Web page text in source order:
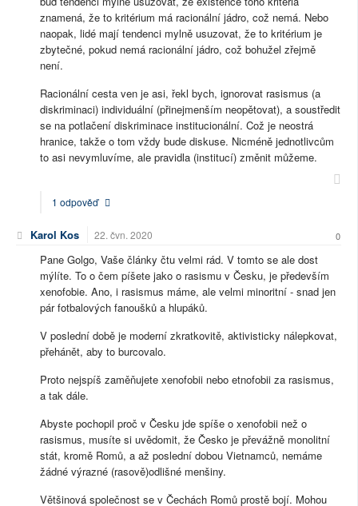
znamená, že to kritérium má racionální jádro, což nemá. Nebo
naopak, lidé mají tendenci mylně usuzovat, že to kritérium je
zbytečné, pokud nemá racionální jádro, což bohužel zřejmě
není.
Racionální cesta ven je asi, řekl bych, ignorovat rasismus (a
diskriminaci) individuální (přinejmenším neopětovat), a soustředit
se na potlačení diskriminace institucionální. Což je neostrá
hranice, takže o tom vždy bude diskuse. Nicméně jednotlivcům
to asi nevymluvíme, ale pravidla (institucí) změnit můžeme.
1 odpověď
Karol Kos 22. čvn. 2020 0
Pane Golgo, Vaše články čtu velmi rád. V tomto se ale dost
mýlíte. To o čem píšete jako o rasismu v Česku, je především
xenofobie. Ano, i rasismus máme, ale velmi minoritní - snad jen
pár fotbalových fanoušků a hlupáků.
V poslední době je moderní zkratkovitě, aktivisticky nálepkovat,
přehánět, aby to burcovalo.
Proto nejspíš zaměňujete xenofobii nebo etnofobii za rasismus,
a tak dále.
Abyste pochopil proč v Česku jde spíše o xenofobii než o
rasismus, musíte si uvědomit, že Česko je převážně monolitní
stát, kromě Romů, a až poslední dobou Vietnamců, nemáme
žádné výrazné (rasově)odlišné menšiny.
Většinová společnost se v Čechách Romů prostě bojí. Mohou